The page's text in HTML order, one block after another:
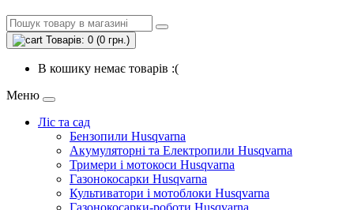
Товарів: 0 (0 грн.)
В кошику немає товарів :(
Меню
Ліс та сад
Бензопили Husqvarna
Акумуляторні та Електропили Husqvarna
Тримери і мотокоси Husqvarna
Газонокосарки Husqvarna
Культиватори і мотоблоки Husqvarna
Газонокосарки-роботи Husqvarna